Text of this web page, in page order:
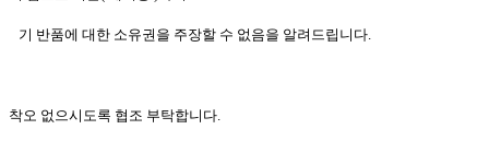
기 반품에 대한 소유권을 주장할 수 없음을 알려드립니다.
착오 없으시도록 협조 부탁합니다.